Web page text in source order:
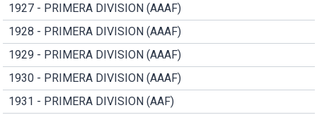
1927 - PRIMERA DIVISION (AAAF)
1928 - PRIMERA DIVISION (AAAF)
1929 - PRIMERA DIVISION (AAAF)
1930 - PRIMERA DIVISION (AAAF)
1931 - PRIMERA DIVISION (AAF)